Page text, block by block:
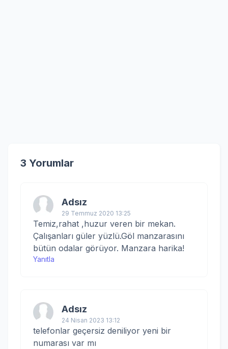
3 Yorumlar
Adsız
29 Temmuz 2020 13:25
Temiz,rahat ,huzur veren bir mekan.
Çalışanları güler yüzlü.Göl manzarasını
bütün odalar görüyor. Manzara harika!
Yanıtla
Adsız
24 Nisan 2023 13:12
telefonlar geçersiz deniliyor yeni bir
numarası var mı